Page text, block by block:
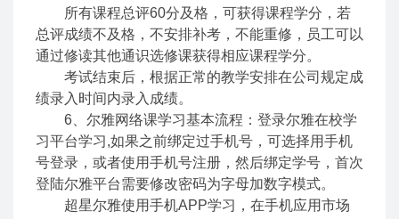
所有课程总评60分及格，可获得课程学分，若
总评成绩不及格，不安排补考，不能重修，员工可以
通过修读其他通识选修课获得相应课程学分。
考试结束后，根据正常的教学安排在公司规定成
绩录入时间内录入成绩。
6、尔雅网络课学习基本流程：登录尔雅在校学
习平台学习,如果之前绑定过手机号，可选择用手机
号登录，或者使用手机号注册，然后绑定学号，首次
登陆尔雅平台需要修改密码为字母加数字模式。
超星尔雅使用手机APP学习，在手机应用市场